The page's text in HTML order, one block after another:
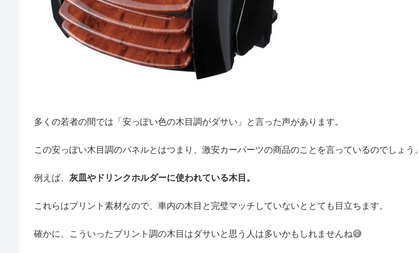
多くの若者の間では「安っぽい色の木目調がダサい」と言った声があります。
この安っぽい木目調のパネルとはつまり、激安カーパーツの商品のことを言っているのでしょう。
例えば、 灰皿やドリンクホルダーに使われている木目。
これらはプリント素材なので、車内の木目と完璧マッチしていないととても目立ちます。
確かに、こういったプリント調の木目はダサいと思う人は多いかもしれませんね😅